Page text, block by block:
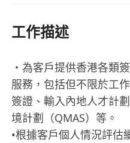
工作描述
・為客戶提供香港各類
服務，包括但不限於工
簽證、輸入內地人才計
境計劃（QMAS）等。
•根據客戶個人情況評估